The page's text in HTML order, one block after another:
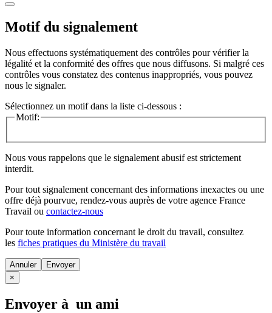
Motif du signalement
Nous effectuons systématiquement des contrôles pour vérifier la
légalité et la conformité des offres que nous diffusons. Si malgré ces
contrôles vous constatez des contenus inappropriés, vous pouvez
nous le signaler.
Sélectionnez un motif dans la liste ci-dessous :
Motif:
Nous vous rappelons que le signalement abusif est strictement
interdit.
Pour tout signalement concernant des informations inexactes ou une
offre déjà pourvue, rendez-vous auprès de votre agence France
Travail ou contactez-nous
Pour toute information concernant le droit du travail, consultez
les fiches pratiques du Ministère du travail
Annuler
×
Envoyer à un ami